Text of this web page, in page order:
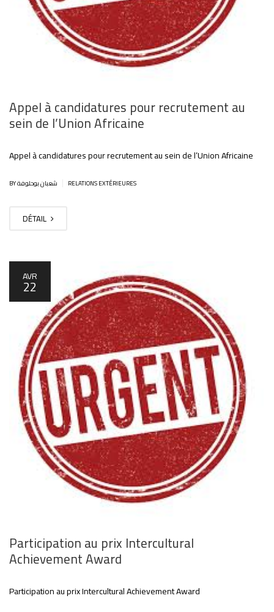
Appel à candidatures pour recrutement au
sein de l’Union Africaine
Appel à candidatures pour recrutement au sein de l’Union Africaine
RELATIONS EXTÉRIEURES
DÉTAIL
AVR
22
Participation au prix Intercultural
Achievement Award
Participation au prix Intercultural Achievement Award